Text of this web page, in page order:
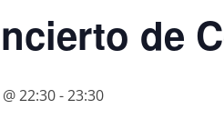
de
22:30-23:30